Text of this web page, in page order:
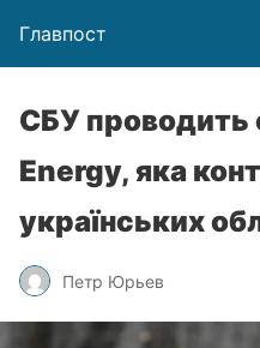
Главпост
СБУ проводить
Energy, яка
українських
Петр Юрьев